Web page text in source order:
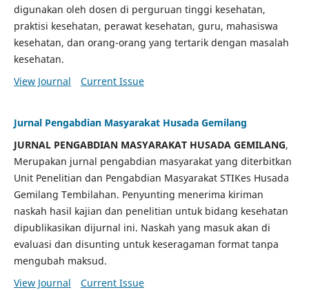
digunakan oleh dosen di perguruan tinggi kesehatan,
praktisi kesehatan, perawat kesehatan, guru, mahasiswa
kesehatan, dan orang-orang yang tertarik dengan masalah
kesehatan.
View Journal
Current Issue
Jurnal Pengabdian Masyarakat Husada Gemilang
JURNAL PENGABDIAN MASYARAKAT HUSADA GEMILANG,
Merupakan jurnal pengabdian masyarakat yang diterbitkan
Unit Penelitian dan Pengabdian Masyarakat STIKes Husada
Gemilang Tembilahan. Penyunting menerima kiriman
naskah hasil kajian dan penelitian untuk bidang kesehatan
dipublikasikan dijurnal ini. Naskah yang masuk akan di
evaluasi dan disunting untuk keseragaman format tanpa
mengubah maksud.
View Journal
Current Issue